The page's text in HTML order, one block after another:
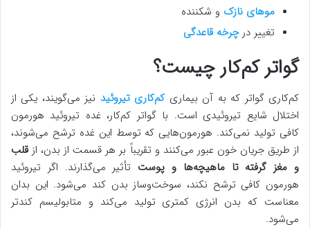
موهای نازک و شکننده
تغییر درچرخه قاعدگی
گواتر کم‌کار چیست؟
کم‌کاری گواتر که به آن بیماری کم‌کاری تیروئید نیز می‌گویند، یکی از
اختلال شایع تیروئیدی است. با گواتر کم‌کار، غده تیروئید هورمون
کافی تولید نمی‌کند. هورمون‌هایی که توسط این غده ترشح می‌شوند،
از طریق جریان خون عبور می‌کنند و تقریباً بر هر قسمت از بدن، از قلب
و مغز گرفته تا ماهیچه‌ها و پوست تأثیر می‌گذارند. اگر تیروئید
هورمون کافی ترشح نکند، سوخت‌وساز بدن کند می‌شود. این بدان
معناست که بدن انرژی کمتری تولید می‌کند و متابولیسم کندتر
می‌شود.